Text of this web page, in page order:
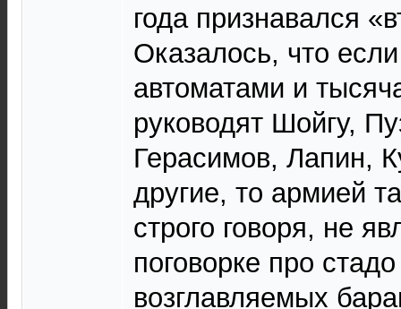
года признавался
Оказалось, что
автоматами и
руководят Шойгу,
Герасимов, Лапин,
другие, то армией
строго говоря, не
поговорке про
возглавляемых